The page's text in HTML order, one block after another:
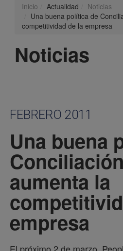
Inicio Actualidad
Noticias
Una buena política de
competitividad de la empresa
Noticias
FEBRERO 2011
Una buena
Conciliación
aumenta la
empresa